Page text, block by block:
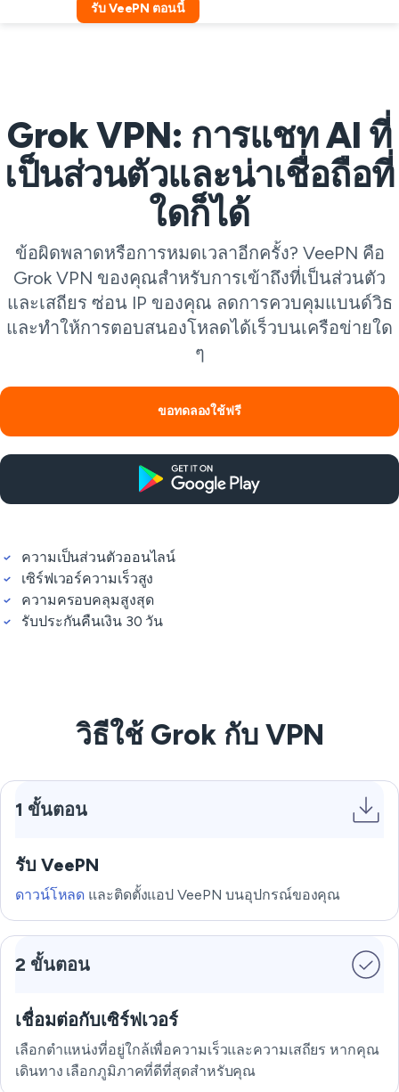
รับ VeePN ตอนนี้
Grok VPN: การแชท AI ที่
เป็นส่วนตัวและน่าเชื่อถือที่
ใดก็ได้
ข้อผิดพลาดหรือการหมดเวลาอีกครั้ง? VeePN คือ
Grok VPN ของคุณสำหรับการเข้าถึงที่เป็นส่วนตัว
และเสถียร ซ่อน IP ของคุณ ลดการควบคุมแบนด์วิธ
และทำให้การตอบสนองโหลดได้เร็วบนเครือข่ายใด
ๆ
ขอทดลองใช้ฟรี
ความเป็นส่วนตัวออนไลน์
เซิร์ฟเวอร์ความเร็วสูง
ความครอบคลุมสูงสุด
รับประกันคืนเงิน 30 วัน
วิธีใช้ Grok กับ VPN
1 ขั้นตอน
รับ VeePN
ดาวน์โหลด และติดตั้งแอป VeePN บนอุปกรณ์ของคุณ
2 ขั้นตอน
เชื่อมต่อกับเซิร์ฟเวอร์
เลือกตำแหน่งที่อยู่ใกล้เพื่อความเร็วและความเสถียร หากคุณ
เดินทาง เลือกภูมิภาคที่ดีที่สุดสำหรับคุณ